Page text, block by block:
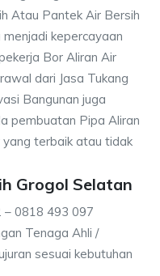
Atau Pantek Air Bersih
kepercayaan
Bor Aliran Air
dari Jasa Tukang
Bangunan juga
pembuatan Pipa Aliran
terbaik atau tidak
Grogol Selatan
0818 493 097
Tenaga Ahli /
sesuai kebutuhan